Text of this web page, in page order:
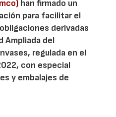
han firmado un
para facilitar el
derivadas
Ampliada del
regulada en el
con especial
y embalajes de